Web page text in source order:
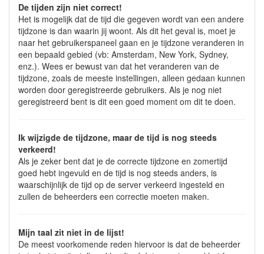
De tijden zijn niet correct!
Het is mogelijk dat de tijd die gegeven wordt van een andere
tijdzone is dan waarin jij woont. Als dit het geval is, moet je
naar het gebruikerspaneel gaan en je tijdzone veranderen in
een bepaald gebied (vb: Amsterdam, New York, Sydney,
enz.). Wees er bewust van dat het veranderen van de
tijdzone, zoals de meeste instellingen, alleen gedaan kunnen
worden door geregistreerde gebruikers. Als je nog niet
geregistreerd bent is dit een goed moment om dit te doen.
Ik wijzigde de tijdzone, maar de tijd is nog steeds
verkeerd!
Als je zeker bent dat je de correcte tijdzone en zomertijd
goed hebt ingevuld en de tijd is nog steeds anders, is
waarschijnlijk de tijd op de server verkeerd ingesteld en
zullen de beheerders een correctie moeten maken.
Mijn taal zit niet in de lijst!
De meest voorkomende reden hiervoor is dat de beheerder